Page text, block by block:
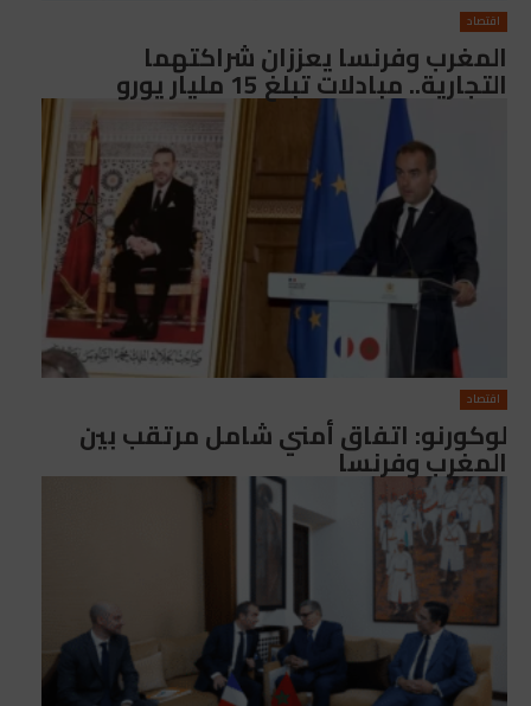
اقتصاد
المغرب وفرنسا يعززان شراكتهما
التجارية.. مبادلات تبلغ 15 مليار يورو
اقتصاد
لوكورنو: اتفاق أمني شامل مرتقب بين
المغرب وفرنسا